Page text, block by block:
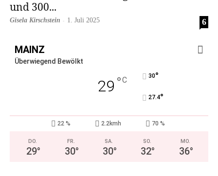
und 300...
Gisela Kirschstein - 1. Juli 2025 6
MAINZ
Überwiegend Bewölkt
29 °C 30°
27.4°
22 % 2.2kmh 70 %
DO.
29°
FR.
30°
SA.
30°
SO.
32°
MO.
36°